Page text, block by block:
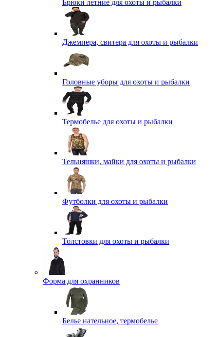
Брюки летние для охоты и рыбалки
Джемпера, свитера для охоты и рыбалки
Головные уборы для охоты и рыбалки
Термобелье для охоты и рыбалки
Тельняшки, майки для охоты и рыбалки
Футболки для охоты и рыбалки
Толстовки для охоты и рыбалки
Форма для охранников
Белье нательное, термобелье